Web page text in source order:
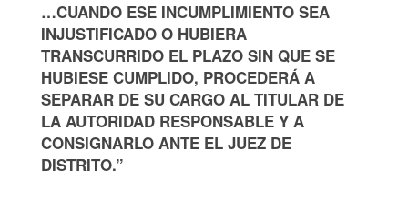
…CUANDO ESE INCUMPLIMIENTO SEA
INJUSTIFICADO O HUBIERA
TRANSCURRIDO EL PLAZO SIN QUE SE
HUBIESE CUMPLIDO, PROCEDERÁ A
SEPARAR DE SU CARGO AL TITULAR DE
LA AUTORIDAD RESPONSABLE Y A
CONSIGNARLO ANTE EL JUEZ DE
DISTRITO.”